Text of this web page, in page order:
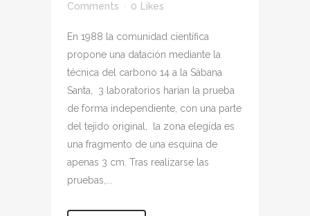
Comments
0 Likes
En 1988 la comunidad científica
propone una datación mediante la
técnica del carbono 14 a la Sábana
Santa, 3 laboratorios harían la prueba
de forma independiente, con una parte
del tejido original, la zona elegida es
una fragmento de una esquina de
apenas 3 cm. Tras realizarse las
pruebas,...